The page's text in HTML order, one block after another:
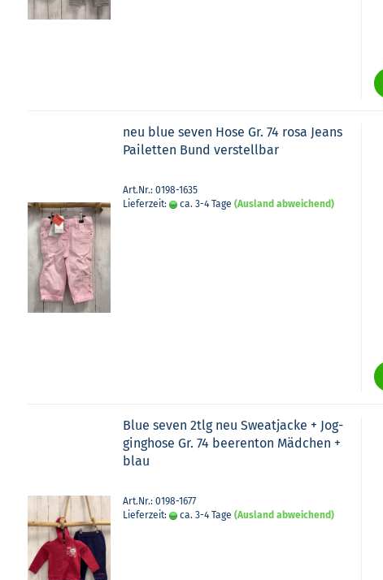
neu blue seven Hose Gr. 74 rosa Jeans
Pai­let­ten Bund ver­stell­bar
Art.Nr.: 0198-1635
Lieferzeit:
ca. 3-4 Tage (Ausland abweichend)
Blue seven 2tlg neu Sweat­ja­cke + Jog­
ging­ho­se Gr. 74 bee­ren­ton Mäd­chen +
blau
Art.Nr.: 0198-1677
Lieferzeit:
ca. 3-4 Tage (Ausland abweichend)